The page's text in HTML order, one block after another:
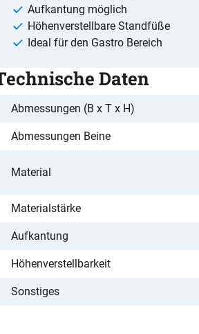
Aufkantung möglich
Höhenverstellbare Standfüße
Ideal für den Gastro Bereich
Daten
Abmessungen (B x T x H)
Abmessungen Beine
Material
Materialstärke
Aufkantung
Höhenverstellbarkeit
Sonstiges